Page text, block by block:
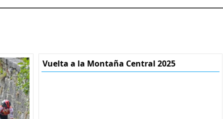
Vuelta a la Montaña Central 2025